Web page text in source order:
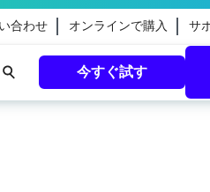
合わせ オンラインで購入 サ
今すぐ試す